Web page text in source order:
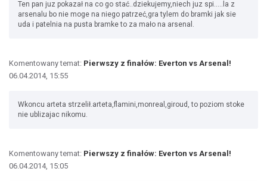
Ten pan juz pokazał na co go stać..dziekujemy,niech juz spi.....la z
arsenalu bo nie moge na niego patrzeć,gra tylem do bramki jak sie
uda i patelnia na pusta bramke to za mało na arsenal.
Komentowany temat: Pierwszy z finałów: Everton vs Arsenal!
06.04.2014, 15:55
Wkoncu arteta strzelił.arteta,flamini,monreal,giroud, to poziom stoke
nie ublizajac nikomu.
Komentowany temat: Pierwszy z finałów: Everton vs Arsenal!
06.04.2014, 15:05